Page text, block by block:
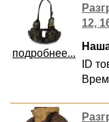
подробнее...
12,
ID